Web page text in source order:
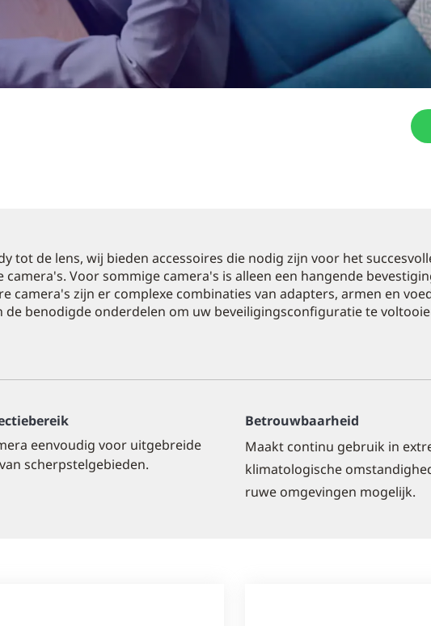
tot de lens, wij bieden accessoires die nodig zijn voor het
camera's. Voor sommige camera's is alleen een hangende
camera's zijn er complexe combinaties van adapters, armen en
de benodigde onderdelen om uw beveiligingsconfiguratie te
eenvoudig voor uitgebreide
scherpstelgebieden.
Betrouwbaarheid
Maakt continu gebruik in
klimatologische
ruwe omgevingen mogelijk.